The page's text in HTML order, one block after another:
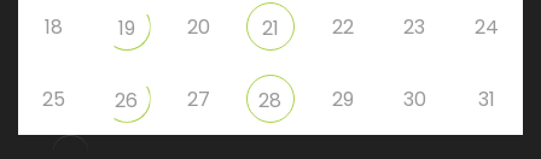
18 19 20 21 22 23 24
25 26 27 28 29 30 31